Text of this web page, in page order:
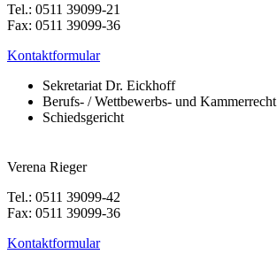
Tel.: 0511 39099-21
Fax: 0511 39099-36
Kontaktformular
Sekretariat Dr. Eickhoff
Berufs- / Wettbewerbs- und Kammerrecht
Schiedsgericht
Verena Rieger
Tel.: 0511 39099-42
Fax: 0511 39099-36
Kontaktformular